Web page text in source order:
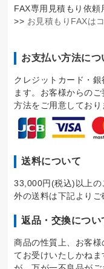
FAX専用見積もり依頼
>> お見積もりFAXは
お支払い方法につ
クレジットカード・
ます。お客様からの
方法をご用意しており
送料について
33,000円(税込)以上の
外の送料は下記よりご
返品・交換につい
商品の性質上、お客
てお受けいたしかね